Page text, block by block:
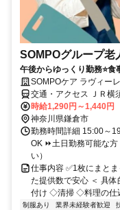
SOMPOグループ老
午後からゆっくり勤務⭐
SOMPOケア ラヴィー
交通・アクセス ＪＲ横
時給1,290円～1,440円
神奈川県鎌倉市
勤務時間詳細 15:00～
OK ⏩土日勤務可能な
い）
仕事内容 ✅1枚にまと
た提供数で安心 ＜ 具
付け ◇清掃 ◇料理の仕
制服あり 業界未経験者歓迎